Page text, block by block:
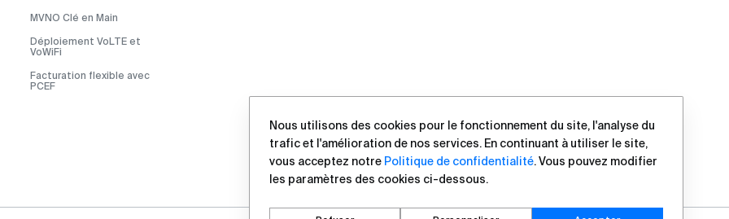
MVNO Clé en Main
Déploiement VoLTE et
VoWiFi
Facturation flexible avec
PCEF
Nous utilisons des cookies pour le fonctionnement du site, l'analyse du
trafic et l'amélioration de nos services. En continuant à utiliser le site,
vous acceptez notre Politique de confidentialité. Vous pouvez modifier
les paramètres des cookies ci-dessous.